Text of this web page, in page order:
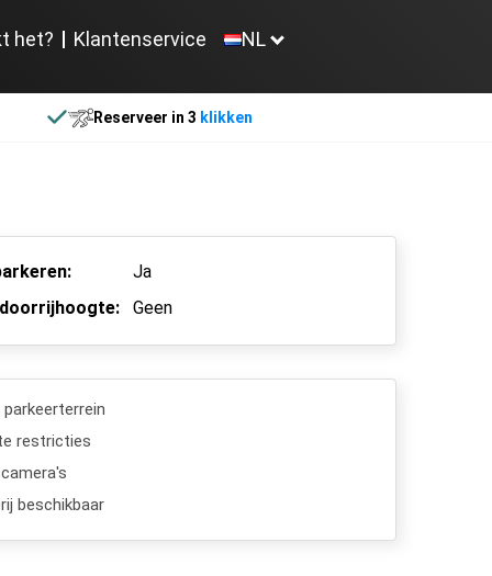
het? Klantenservice NL
Reserveer in 3 klikken
Ja
Geen
restricties
beschikbaar